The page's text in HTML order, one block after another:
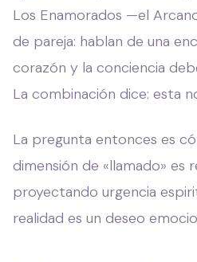
Los Enamorados —el
de pareja: hablan de una
corazón y la conciencia
La combinación dice: esta
La pregunta entonces es
dimensión de «llamado» es
proyectando urgencia
realidad es un deseo